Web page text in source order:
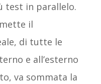
test in parallelo.
il
di tutte le
e all’esterno
va sommata la